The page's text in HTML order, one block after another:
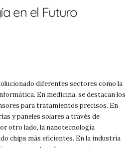
en el Futuro
diferentes sectores como la
En medicina, se destacan los
para tratamientos precisos. En
y paneles solares a través de
otro lado, la nanotecnología
chips más eficientes. En la industria